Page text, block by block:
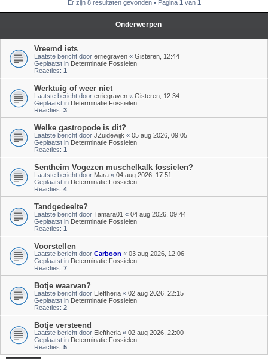
Er zijn 8 resultaten gevonden • Pagina 1 van 1
Onderwerpen
Vreemd iets
Laatste bericht door erriegraven « Gisteren, 12:44
Geplaatst in Determinatie Fossielen
Reacties: 1
Werktuig of weer niet
Laatste bericht door erriegraven « Gisteren, 12:34
Geplaatst in Determinatie Fossielen
Reacties: 3
Welke gastropode is dit?
Laatste bericht door JZuidewijk « 05 aug 2026, 09:05
Geplaatst in Determinatie Fossielen
Reacties: 1
Sentheim Vogezen muschelkalk fossielen?
Laatste bericht door Mara « 04 aug 2026, 17:51
Geplaatst in Determinatie Fossielen
Reacties: 4
Tandgedeelte?
Laatste bericht door Tamara01 « 04 aug 2026, 09:44
Geplaatst in Determinatie Fossielen
Reacties: 1
Voorstellen
Laatste bericht door Carboon « 03 aug 2026, 12:06
Geplaatst in Determinatie Fossielen
Reacties: 7
Botje waarvan?
Laatste bericht door Eleftheria « 02 aug 2026, 22:15
Geplaatst in Determinatie Fossielen
Reacties: 2
Botje versteend
Laatste bericht door Eleftheria « 02 aug 2026, 22:00
Geplaatst in Determinatie Fossielen
Reacties: 5